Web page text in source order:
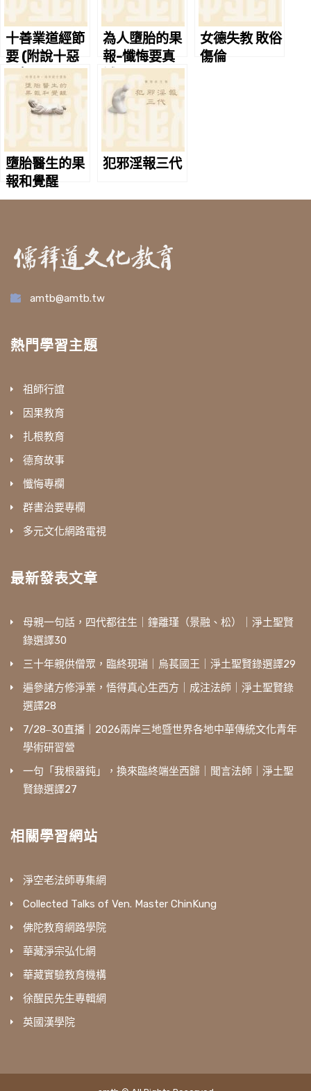
十善業道經節
要 (附說十惡
果報)
為人墮胎的果
報-懺悔要真
誠
女德失教 敗俗
傷倫
墮胎醫生的果
報和覺醒
犯邪淫報三代
amtb@amtb.tw
熱門學習主題
祖師行誼
因果教育
扎根教育
德育故事
懺悔專欄
群書治要專欄
多元文化網路電視
最新發表文章
母親一句話，四代都往生｜鐘離瑾（景融、松）｜淨土聖賢
錄選譯30
三十年親供僧眾，臨終現瑞｜烏萇國王｜淨土聖賢錄選譯29
遍參諸方修淨業，悟得真心生西方｜成注法師｜淨土聖賢錄
選譯28
7/28‒30直播｜2026兩岸三地暨世界各地中華傳統文化青年
學術研習營
一句「我根器鈍」，換來臨終端坐西歸｜聞言法師｜淨土聖
賢錄選譯27
相關學習網站
淨空老法師專集網
Collected Talks of Ven. Master ChinKung
佛陀教育網路學院
華藏淨宗弘化網
華藏實驗教育機構
徐醒民先生專輯網
英國漢學院